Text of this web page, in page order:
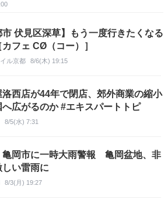
市 伏見区深草】もう一度行きたくなる
フェ CØ（コー）］
ル京都 8/6(木) 19:15
洛西店が44年で閉店、郊外商業の縮小
へ広がるのか #エキスパートトピ
8/5(水) 7:31
亀岡市に一時大雨警報 亀岡盆地、非
しい雷雨に
8/3(月) 19:27